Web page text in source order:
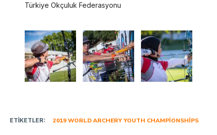
Türkiye Okçuluk Federasyonu
ETIKETLER: 2019 WORLD ARCHERY YOUTH CHAMPIONSHIPS